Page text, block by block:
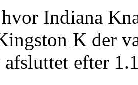
Indiana
K der
efter